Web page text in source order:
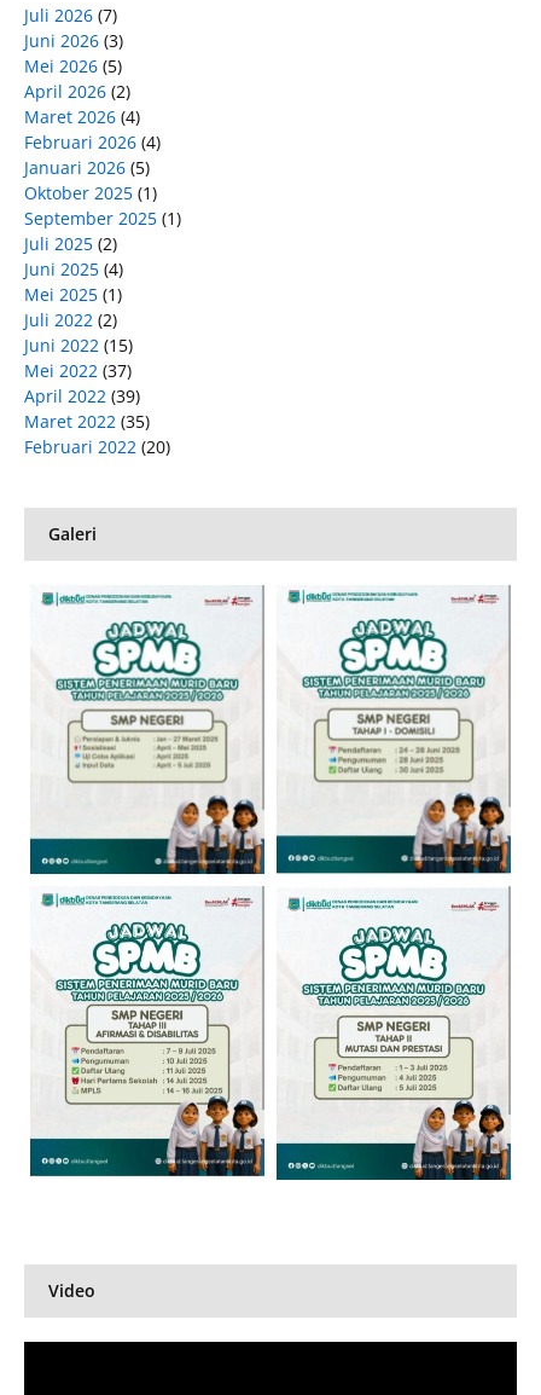
Juli 2026 (7)
Juni 2026 (3)
Mei 2026 (5)
April 2026 (2)
Maret 2026 (4)
Februari 2026 (4)
Januari 2026 (5)
Oktober 2025 (1)
September 2025 (1)
Juli 2025 (2)
Juni 2025 (4)
Mei 2025 (1)
Juli 2022 (2)
Juni 2022 (15)
Mei 2022 (37)
April 2022 (39)
Maret 2022 (35)
Februari 2022 (20)
Galeri
Video